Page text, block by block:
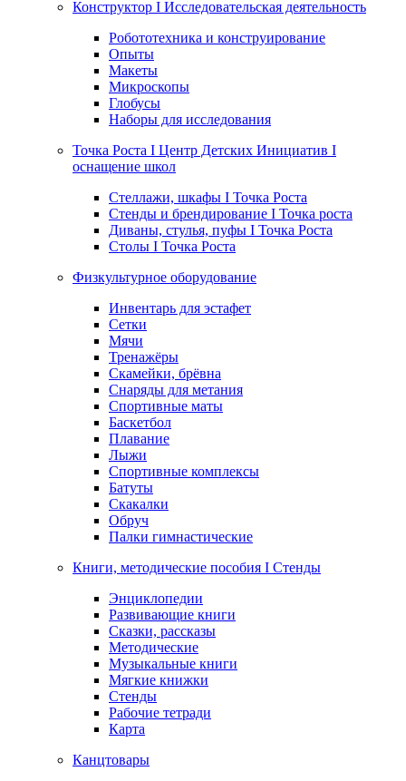
Конструктор I Исследовательская деятельность
Робототехника и конструирование
Опыты
Макеты
Микроскопы
Глобусы
Наборы для исследования
Точка Роста I Центр Детских Инициатив I
оснащение школ
Стеллажи, шкафы I Точка Роста
Стенды и брендирование I Точка роста
Диваны, стулья, пуфы I Точка Роста
Столы I Точка Роста
Физкультурное оборудование
Инвентарь для эстафет
Сетки
Мячи
Тренажёры
Скамейки, брёвна
Снаряды для метания
Спортивные маты
Баскетбол
Плавание
Лыжи
Спортивные комплексы
Батуты
Скакалки
Обруч
Палки гимнастические
Книги, методические пособия I Стенды
Энциклопедии
Развивающие книги
Сказки, рассказы
Методические
Музыкальные книги
Мягкие книжки
Стенды
Рабочие тетради
Карта
Канцтовары